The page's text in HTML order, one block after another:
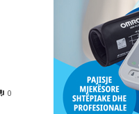
0